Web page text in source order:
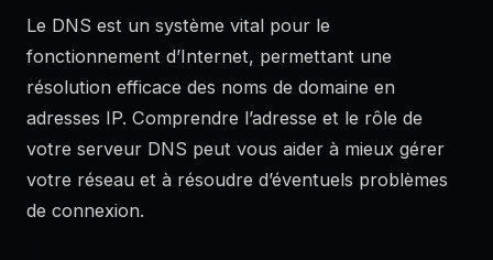
Le DNS est un système vital pour le
fonctionnement d’Internet, permettant une
résolution efficace des noms de domaine en
adresses IP. Comprendre l’adresse et le rôle de
votre serveur DNS peut vous aider à mieux gérer
votre réseau et à résoudre d’éventuels problèmes
de connexion.